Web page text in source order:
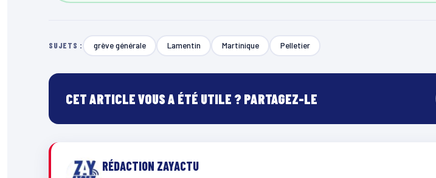
SUJETS : grève générale Lamentin Martinique Pelletier
CET ARTICLE VOUS A ÉTÉ UTILE ? PARTAGEZ-LE
RÉDACTION ZAYACTU